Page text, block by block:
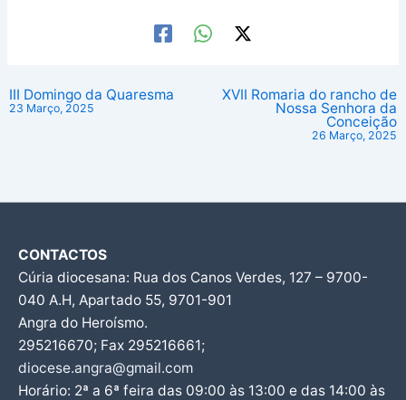
III Domingo da Quaresma
23 Março, 2025
XVII Romaria do rancho de
Nossa Senhora da
Conceição
26 Março, 2025
CONTACTOS
Cúria diocesana: Rua dos Canos Verdes, 127 – 9700-
040 A.H, Apartado 55, 9701-901
Angra do Heroísmo.
295216670; Fax 295216661;
diocese.angra@gmail.com
Horário: 2ª a 6ª feira das 09:00 às 13:00 e das 14:00 às